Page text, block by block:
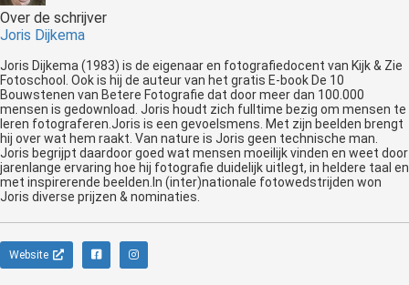
Over de schrijver
Joris Dijkema
Joris Dijkema (1983) is de eigenaar en fotografiedocent van Kijk & Zie
Fotoschool. Ook is hij de auteur van het gratis E-book De 10
Bouwstenen van Betere Fotografie dat door meer dan 100.000
mensen is gedownload. Joris houdt zich fulltime bezig om mensen te
leren fotograferen.Joris is een gevoelsmens. Met zijn beelden brengt
hij over wat hem raakt. Van nature is Joris geen technische man.
Joris begrijpt daardoor goed wat mensen moeilijk vinden en weet door
jarenlange ervaring hoe hij fotografie duidelijk uitlegt, in heldere taal en
met inspirerende beelden.In (inter)nationale fotowedstrijden won
Joris diverse prijzen & nominaties.
Website